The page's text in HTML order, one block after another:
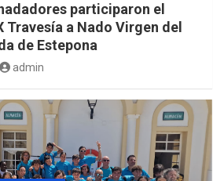
participaron el
Travesía a Nado Virgen del
de Estepona
admin